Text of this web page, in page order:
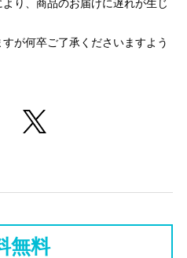
り、商品のお届けに遅れが生じ
が何卒ご了承くださいますよう
無料